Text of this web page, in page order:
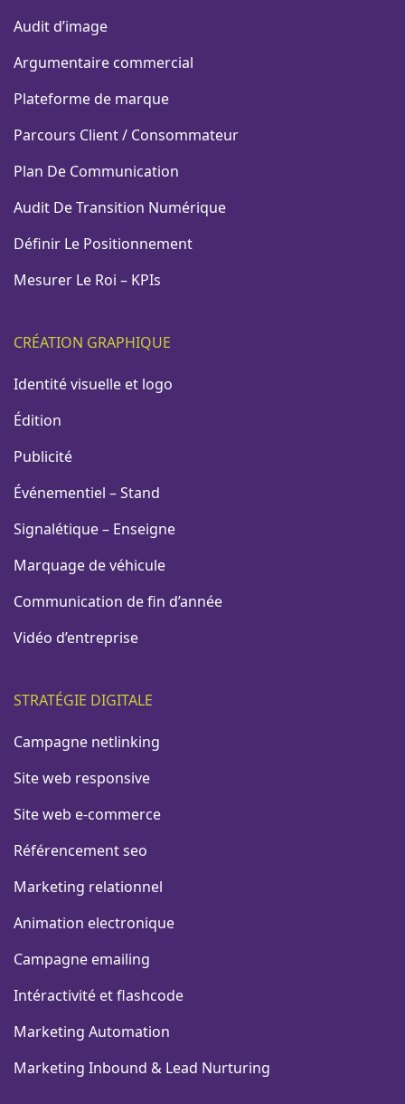
Audit d’image
Argumentaire commercial
Plateforme de marque
Parcours Client / Consommateur
Plan De Communication
Audit De Transition Numérique
Définir Le Positionnement
Mesurer Le Roi – KPIs
CRÉATION GRAPHIQUE
Identité visuelle et logo
Édition
Publicité
Événementiel – Stand
Signalétique – Enseigne
Marquage de véhicule
Communication de fin d’année
Vidéo d’entreprise
STRATÉGIE DIGITALE
Campagne netlinking
Site web responsive
Site web e-commerce
Référencement seo
Marketing relationnel
Animation electronique
Campagne emailing
Intéractivité et flashcode
Marketing Automation
Marketing Inbound & Lead Nurturing